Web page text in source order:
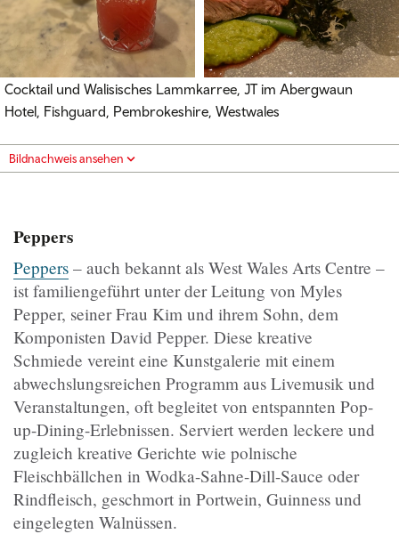
Cocktail und Walisisches Lammkarree, JT im Abergwaun
Hotel, Fishguard, Pembrokeshire, Westwales
Bildnachweis ansehen
Peppers
Peppers – auch bekannt als West Wales Arts Centre –
ist familiengeführt unter der Leitung von Myles
Pepper, seiner Frau Kim und ihrem Sohn, dem
Komponisten David Pepper. Diese kreative
Schmiede vereint eine Kunstgalerie mit einem
abwechslungsreichen Programm aus Livemusik und
Veranstaltungen, oft begleitet von entspannten Pop-
up-Dining-Erlebnissen. Serviert werden leckere und
zugleich kreative Gerichte wie polnische
Fleischbällchen in Wodka-Sahne-Dill-Sauce oder
Rindfleisch, geschmort in Portwein, Guinness und
eingelegten Walnüssen.